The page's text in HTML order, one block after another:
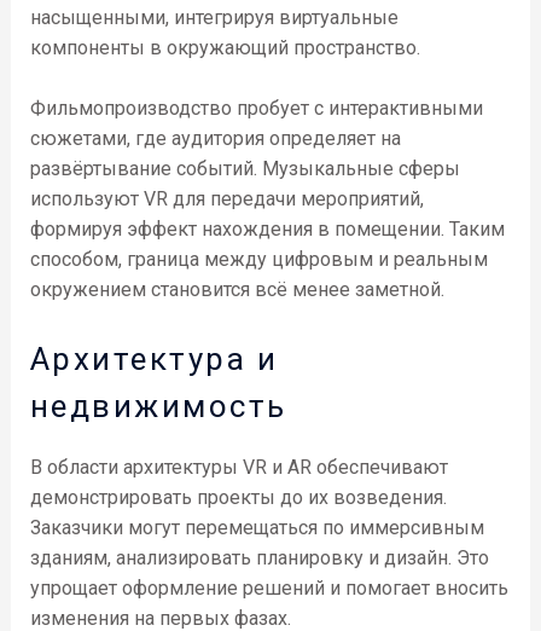
насыщенными, интегрируя виртуальные
компоненты в окружающий пространство.
Фильмопроизводство пробует с интерактивными
сюжетами, где аудитория определяет на
развёртывание событий. Музыкальные сферы
используют VR для передачи мероприятий,
формируя эффект нахождения в помещении. Таким
способом, граница между цифровым и реальным
окружением становится всё менее заметной.
Архитектура и
недвижимость
В области архитектуры VR и AR обеспечивают
демонстрировать проекты до их возведения.
Заказчики могут перемещаться по иммерсивным
зданиям, анализировать планировку и дизайн. Это
упрощает оформление решений и помогает вносить
изменения на первых фазах.